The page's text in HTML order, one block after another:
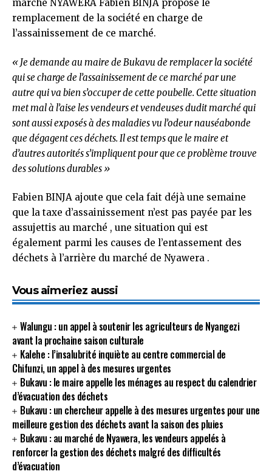
marché NYAWERA Fabien BINJA propose le
remplacement de la société en charge de
l’assainissement de ce marché.
« Je demande au maire de Bukavu de remplacer la société
qui se charge de l’assainissement de ce marché par une
autre qui va bien s’occuper de cette poubelle. Cette situation
met mal à l’aise les vendeurs et vendeuses dudit marché qui
sont aussi exposés à des maladies vu l’odeur nauséabonde
que dégagent ces déchets. Il est temps que le maire et
d’autres autorités s’impliquent pour que ce problème trouve
des solutions durables »
Fabien BINJA ajoute que cela fait déjà une semaine
que la taxe d’assainissement n’est pas payée par les
assujettis au marché , une situation qui est
également parmi les causes de l’entassement des
déchets à l’arrière du marché de Nyawera .
Vous aimeriez aussi
Walungu : un appel à soutenir les agriculteurs de Nyangezi
avant la prochaine saison culturale
Kalehe : l’insalubrité inquiète au centre commercial de
Chifunzi, un appel à des mesures urgentes
Bukavu : le maire appelle les ménages au respect du calendrier
d’évacuation des déchets
Bukavu : un chercheur appelle à des mesures urgentes pour une
meilleure gestion des déchets avant la saison des pluies
Bukavu : au marché de Nyawera, les vendeurs appelés à
renforcer la gestion des déchets malgré des difficultés
d’évacuation